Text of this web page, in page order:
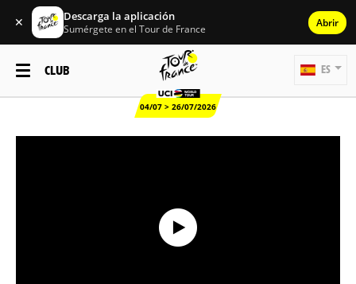
✕ Descarga la aplicación
Sumérgete en el Tour de France Abrir
CLUB
04/07 > 26/07/2026
ES